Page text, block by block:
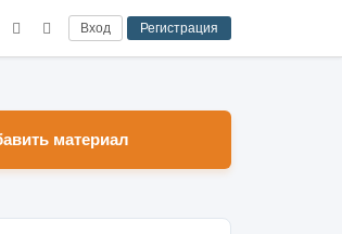
Вход Регистрация
материал